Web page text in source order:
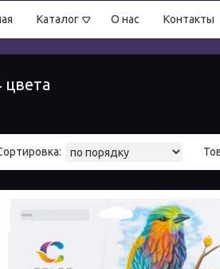
Каталог О нас Контакты
цвета